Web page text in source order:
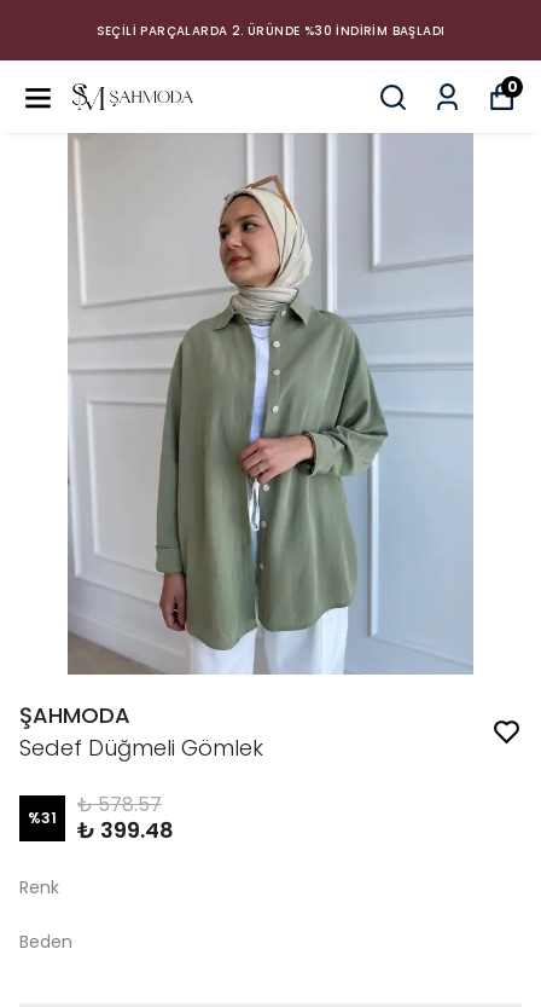
SEÇİLİ PARÇALARDA 2. ÜRÜNDE %30 İNDİRİM BAŞLADI
0
ŞAHMODA
Sedef Düğmeli Gömlek
%31 ₺ 578.57
₺ 399.48
Renk
Beden